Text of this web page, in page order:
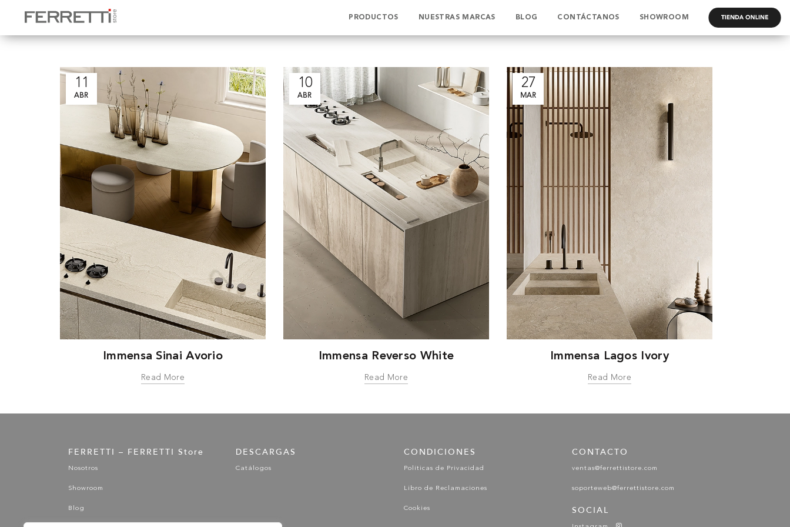
PRODUCTOS NUESTRAS MARCAS BLOG CONTÁCTANOS SHOWROOM .
11
ABR
Immensa Sinai Avorio
Read More
10
ABR
Immensa Reverso White
Read More
27
MAR
Immensa Lagos Ivory
Read More
FERRETTI – FERRETTI Store
Nosotros
Showroom
Blog
DESCARGAS
Catálogos
CONDICIONES
Políticas de Privacidad
Libro de Reclamaciones
Cookies
CONTACTO
ventas@ferrettistore.com
soporteweb@ferrettistore.com
SOCIAL